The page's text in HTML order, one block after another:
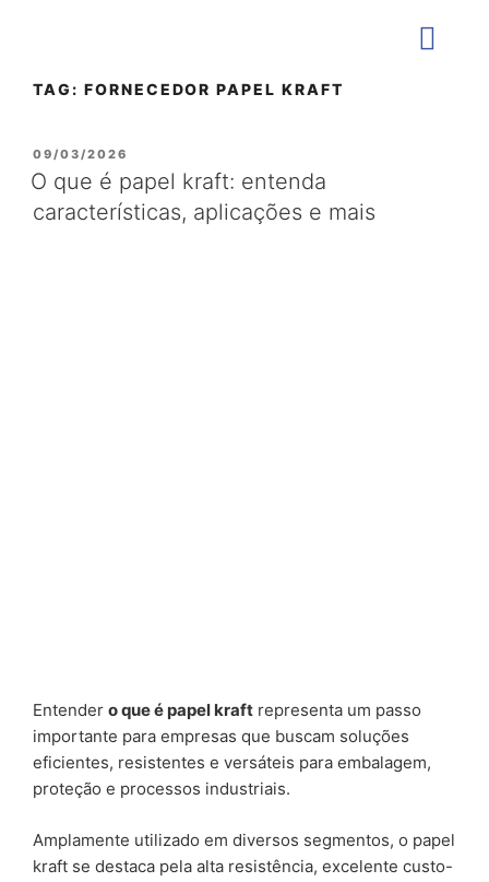
TAG: FORNECEDOR PAPEL KRAFT
09/03/2026
O que é papel kraft: entenda
características, aplicações e mais
Entender o que é papel kraft representa um passo
importante para empresas que buscam soluções
eficientes, resistentes e versáteis para embalagem,
proteção e processos industriais.
Amplamente utilizado em diversos segmentos, o papel
kraft se destaca pela alta resistência, excelente custo-